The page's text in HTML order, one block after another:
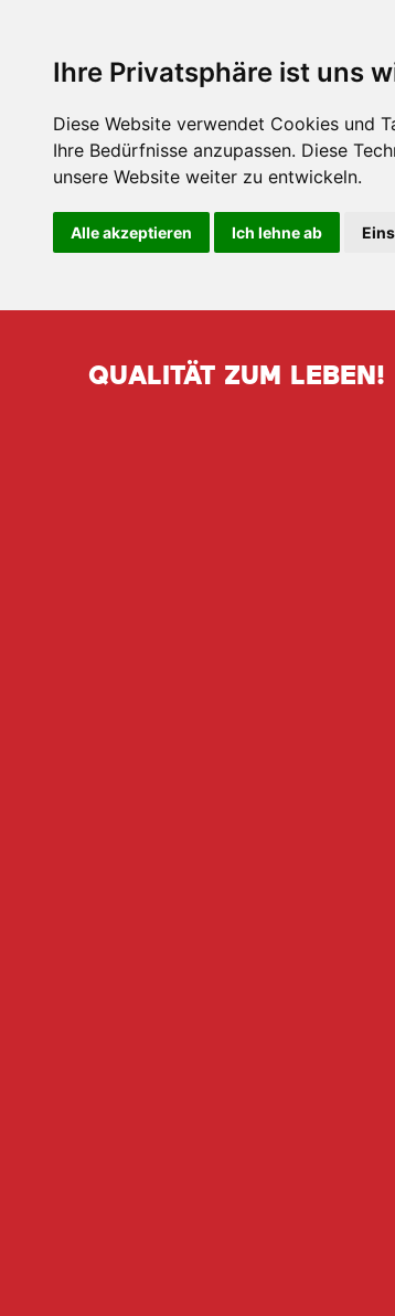
Ihre Privatsphäre ist uns
Diese Website verwendet Cookies und
Ihre Bedürfnisse anzupassen. Diese
unsere Website weiter zu entwickeln.
Alle akzeptieren Ich lehne ab
QUALITÄT ZUM LEBEN!